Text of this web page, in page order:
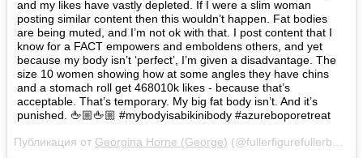
and my likes have vastly depleted. If I were a slim woman
posting similar content then this wouldn’t happen.‬ Fat bodies
are being muted, and I’m not ok with that. I post content that I
know for a FACT empowers and emboldens others, and yet
because my body isn’t ‘perfect’, I’m given a disadvantage. The
size 10 women showing how at some angles they have chins
and a stomach roll get 468010k likes - because that’s
acceptable. That’s temporary. My big fat body isn’t. And it’s
punished. 🖕🏼🖕🏼 #mybodyisabikinibody #azureboporetreat
Публикация от Georgina Horne (George) (@fullerfigurefullerbust)